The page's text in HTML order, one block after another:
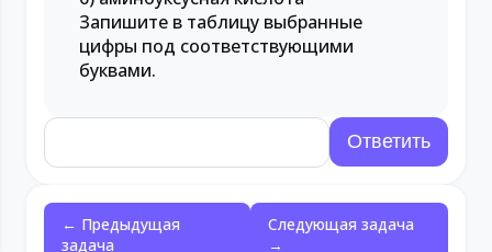
Запишите в таблицу выбранные
цифры под соответствующими
буквами.
← Предыдущая
задача
Следующая задача
→